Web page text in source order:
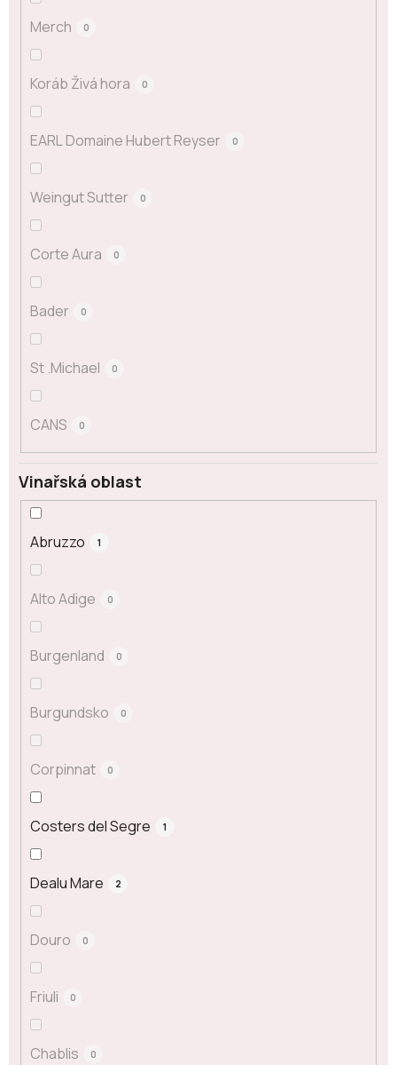
Merch 0
Koráb Živá hora 0
EARL Domaine Hubert Reyser 0
Weingut Sutter 0
Corte Aura 0
Bader 0
St .Michael 0
CANS 0
Vinařská oblast
Abruzzo 1
Alto Adige 0
Burgenland 0
Burgundsko 0
Corpinnat 0
Costers del Segre 1
Dealu Mare 2
Douro 0
Friuli 0
Chablis 0